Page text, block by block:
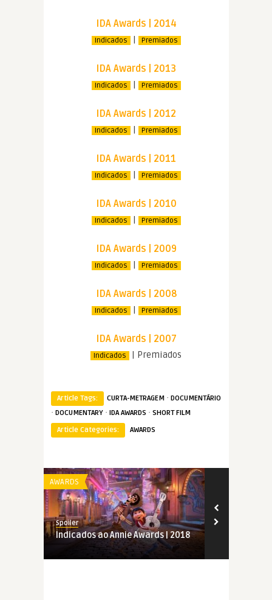
IDA Awards | 2014
Indicados Premiados
IDA Awards | 2013
Indicados Premiados
IDA Awards | 2012
Indicados Premiados
IDA Awards | 2011
Indicados Premiados
IDA Awards | 2010
Indicados Premiados
IDA Awards | 2009
Indicados Premiados
IDA Awards | 2008
Indicados Premiados
IDA Awards | 2007
Indicados | Premiados
Article Tags: CURTA-METRAGEM · DOCUMENTÁRIO
· DOCUMENTARY · IDA AWARDS · SHORT FILM
Article Categories:
AWARDS
AWARDS
Spoiler
Indicados ao Annie Awards | 2018